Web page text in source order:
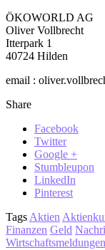
ÖKOWORLD AG
Oliver Vollbrecht
Itterpark 1
40724 Hilden
email :
Share
Facebook
Twitter
Google +
Stumbleupon
LinkedIn
Pinterest
Tags Aktien
Finanzen Geld
Wirtschaftsmeldungen